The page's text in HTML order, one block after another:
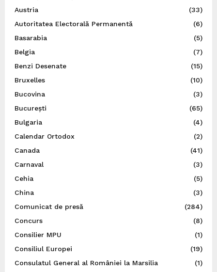
Austria
(33)
Autoritatea Electorală Permanentă
(6)
Basarabia
(5)
Belgia
(7)
Benzi Desenate
(15)
Bruxelles
(10)
Bucovina
(3)
București
(65)
Bulgaria
(4)
Calendar Ortodox
(2)
Canada
(41)
Carnaval
(3)
Cehia
(5)
China
(3)
Comunicat de presă
(284)
Concurs
(8)
Consilier MPU
(1)
Consiliul Europei
(19)
Consulatul General al României la Marsilia
(1)